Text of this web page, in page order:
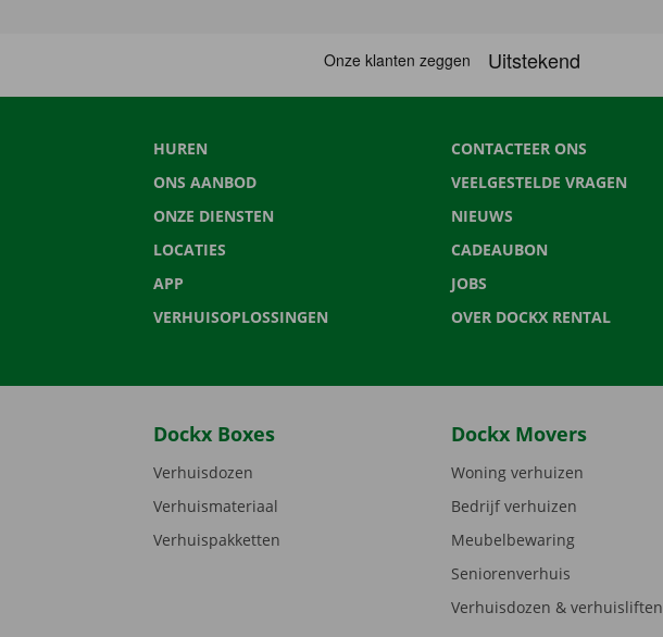
HUREN
ONS AANBOD
ONZE DIENSTEN
LOCATIES
APP
VERHUISOPLOSSINGEN
CONTACTEER ONS
VEELGESTELDE VRAGEN
NIEUWS
CADEAUBON
JOBS
OVER DOCKX RENTAL
Dockx Boxes
Verhuisdozen
Verhuismateriaal
Verhuispakketten
Dockx Movers
Woning verhuizen
Bedrijf verhuizen
Meubelbewaring
Seniorenverhuis
Verhuisdozen & verhuisliften